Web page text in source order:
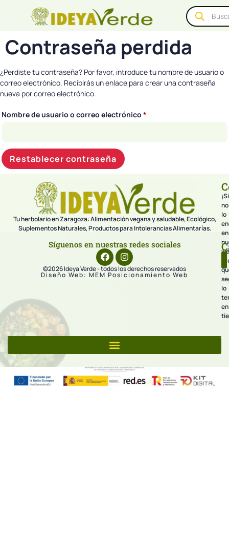
Contraseña perdida
¿Perdiste tu contraseña? Por favor, introduce tu nombre de usuario o
correo electrónico. Recibirás un enlace para crear una contraseña
nueva por correo electrónico.
Nombre de usuario o correo electrónico *
Restablecer contraseña
Tu herbolario en Zaragoza: Alimentación vegana y saludable, Ecológico,
Suplementos Naturales, Productos para Intolerancias Alimentarías.
Síguenos en nuestras redes sociales
©2026 Ideya Verde - todos los derechos reservados
Diseño Web: MEM Posicionamiento Web
¡Si
no
lo
en
lo
en